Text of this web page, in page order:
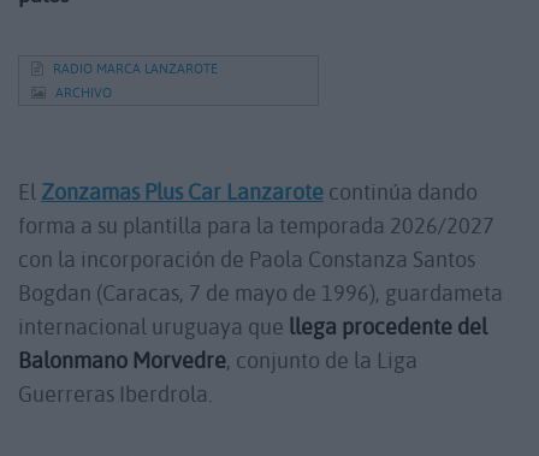
RADIO MARCA LANZAROTE
ARCHIVO
El Zonzamas Plus Car Lanzarote continúa dando
forma a su plantilla para la temporada 2026/2027
con la incorporación de Paola Constanza Santos
Bogdan (Caracas, 7 de mayo de 1996), guardameta
internacional uruguaya que llega procedente del
Balonmano Morvedre, conjunto de la Liga
Guerreras Iberdrola.